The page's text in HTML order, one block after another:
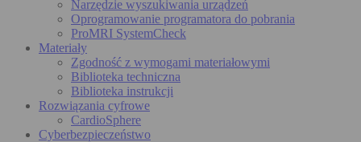
Narzędzie wyszukiwania urządzeń
Oprogramowanie programatora do pobrania
ProMRI SystemCheck
Materiały
Zgodność z wymogami materiałowymi
Biblioteka techniczna
Biblioteka instrukcji
Rozwiązania cyfrowe
CardioSphere
Cyberbezpieczeństwo